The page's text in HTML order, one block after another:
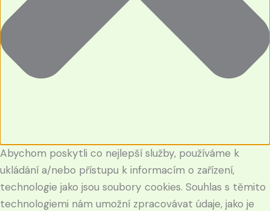
Abychom poskytli co nejlepší služby, používáme k
ukládání a/nebo přístupu k informacím o zařízení,
technologie jako jsou soubory cookies. Souhlas s těmito
technologiemi nám umožní zpracovávat údaje, jako je